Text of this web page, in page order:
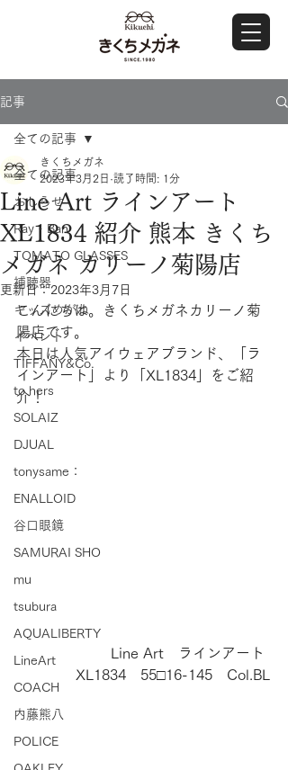
記事
全ての記事
おしらせ
Ray・Ban
TOMATO GLASSES
補聴器
キッズめがね
イベント
TIFFANY&Co.
to hers
SOLAIZ
DJUAL
tonysame：
ENALLOID
谷口眼鏡
SAMURAI SHO
mu
tsubura
AQUALIBERTY
LineArt
COACH
内藤熊八
POLICE
全ての記事
Line Art ラインアート
XL1834 紹介 熊本 きくち
メガネ カリーノ菊陽店
きくちメガネ
2023年3月2日 読了時間: 1分
更新日：2023年3月7日
こんにちは。きくちメガネカリーノ菊
陽店です。
本日は人気アイウェアブランド、「ラ
インアート」より「XL1834」をご紹
介！
Line Art　ラインアート
XL1834　55□16-145　Col.BL